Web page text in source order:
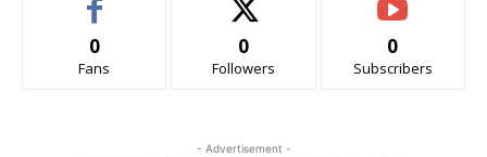
0
Fans
0
Followers
0
Subscribers
- Advertisement -